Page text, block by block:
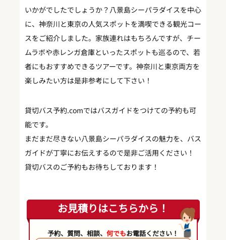
いかがでしたでしょうか？八景島シーパラダイスを中心
に、神奈川と東京の人気スポットを満喫できる観光コー
スをご紹介しました。家族連れはもちろんですが、チー
ムラボや赤レンガ倉庫といったスポットも巡るので、若
者にもおすすめできるツアーです。神奈川と東京両方を
楽しみたい方は是非参考にして下さい！
貸切バス予約.comではバスガイドをつけての予約も可
能です。
まだまだ尽きない八景島シーパラダイスの魅力を、バス
ガイドが丁寧にお伝えするので是非ご活用ください！
貸切バスのご予約もお待ちしております！
お見積りはこちらから！
予約、質問、相談、 何でもお電話ください！